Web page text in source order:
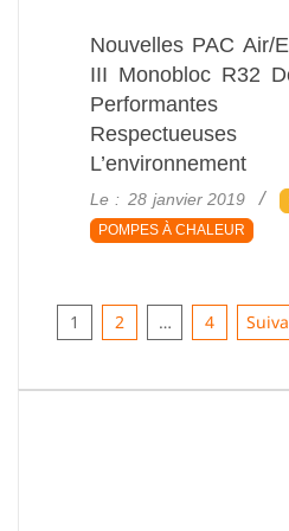
Nouvelles PAC Air/
III Monobloc R32
L’environnement
2019-
01-
28
Le : 28 janvier 2019
POMPES À CHALEUR
Pagination
Publications
1 2 … 4